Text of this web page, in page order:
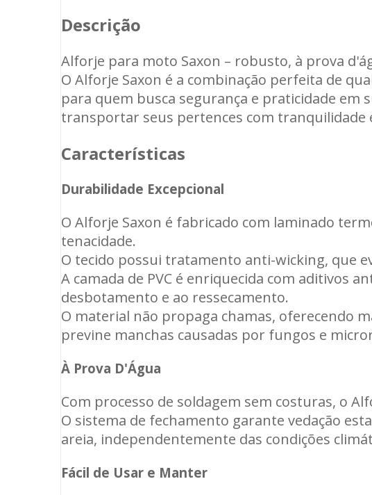
Descrição
Alforje para moto Saxon – robusto, à prova
O Alforje Saxon é a combinação perfeita de
para quem busca segurança e praticidade em
transportar seus pertences com tranquilidade
Características
Durabilidade Excepcional
O Alforje Saxon é fabricado com laminado
tenacidade.
O tecido possui tratamento anti-wicking, que
A camada de PVC é enriquecida com aditivos
desbotamento e ao ressecamento.
O material não propaga chamas, oferecendo
previne manchas causadas por fungos e
À Prova D'Água
Com processo de soldagem sem costuras, o
O sistema de fechamento garante vedação
areia, independentemente das condições
Fácil de Usar e Manter